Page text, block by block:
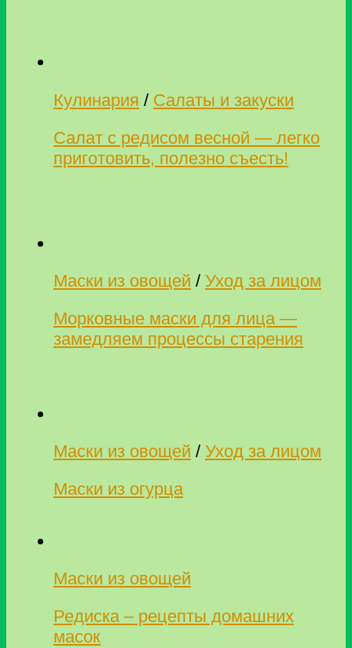
Кулинария / Салаты и закуски
Салат с редисом весной — легко
приготовить, полезно съесть!
Маски из овощей / Уход за лицом
Морковные маски для лица —
замедляем процессы старения
Маски из овощей / Уход за лицом
Маски из огурца
Маски из овощей
Редиска – рецепты домашних
масок